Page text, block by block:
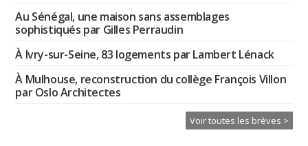
Au Sénégal, une maison sans assemblages
sophistiqués par Gilles Perraudin
À Ivry-sur-Seine, 83 logements par Lambert Lénack
À Mulhouse, reconstruction du collège François Villon
par Oslo Architectes
Voir toutes les brèves >